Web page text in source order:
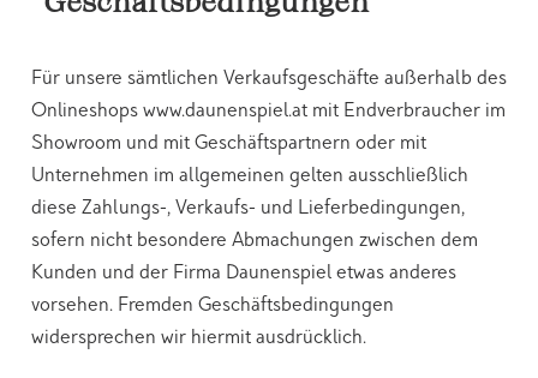
Für unsere sämtlichen Verkaufsgeschäfte außerhalb des
Onlineshops www.daunenspiel.at mit Endverbraucher im
Showroom und mit Geschäftspartnern oder mit
Unternehmen im allgemeinen gelten ausschließlich
diese Zahlungs-, Verkaufs- und Lieferbedingungen,
sofern nicht besondere Abmachungen zwischen dem
Kunden und der Firma Daunenspiel etwas anderes
vorsehen. Fremden Geschäftsbedingungen
widersprechen wir hiermit ausdrücklich.